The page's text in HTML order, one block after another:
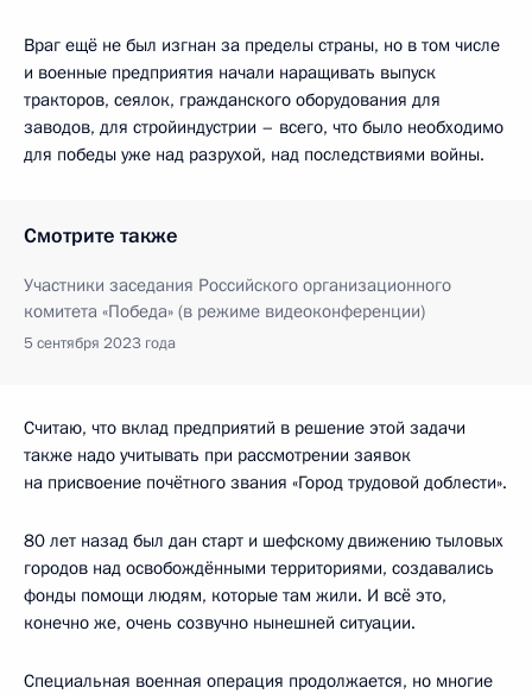
Враг ещё не был изгнан за пределы страны, но в том числе
и военные предприятия начали наращивать выпуск
тракторов, сеялок, гражданского оборудования для
заводов, для стройиндустрии – всего, что было необходимо
для победы уже над разрухой, над последствиями войны.
Смотрите также
Участники заседания Российского организационного
комитета «Победа» (в режиме видеоконференции)
5 сентября 2023 года
Считаю, что вклад предприятий в решение этой задачи
также надо учитывать при рассмотрении заявок
на присвоение почётного звания «Город трудовой доблести».
80 лет назад был дан старт и шефскому движению тыловых
городов над освобождёнными территориями, создавались
фонды помощи людям, которые там жили. И всё это,
конечно же, очень созвучно нынешней ситуации.
Специальная военная операция продолжается, но многие